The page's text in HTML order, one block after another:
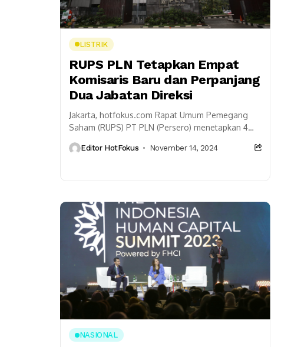
LISTRIK
RUPS PLN Tetapkan Empat
Komisaris Baru dan Perpanjang
Dua Jabatan Direksi
Jakarta, hotfokus.com Rapat Umum Pemegang
Saham (RUPS) PT PLN (Persero) menetapkan 4
jabatan 2 (dua) Direksi. Bertempat...
Editor HotFokus November 14, 2024
NASIONAL